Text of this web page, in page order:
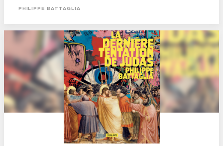
roman est génial ! Une régalade. D’abord parce qu’il est drôle et malin. Oui
PHILIPPE BATTAGLIA